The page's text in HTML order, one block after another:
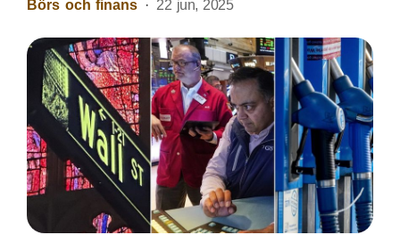
Börs och finans 22 jun, 2025